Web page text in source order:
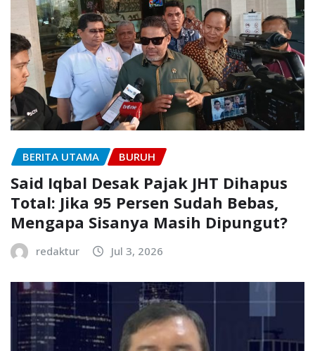
BERITA UTAMA BURUH
Said Iqbal Desak Pajak JHT Dihapus
Total: Jika 95 Persen Sudah Bebas,
Mengapa Sisanya Masih Dipungut?
redaktur Jul 3, 2026